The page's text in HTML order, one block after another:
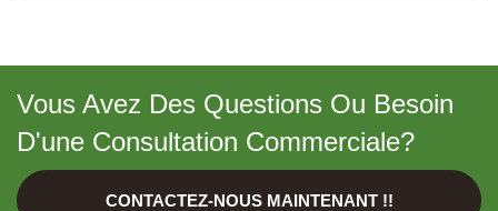
Vous Avez Des Questions Ou Besoin
D'une Consultation Commerciale?
CONTACTEZ-NOUS MAINTENANT !!